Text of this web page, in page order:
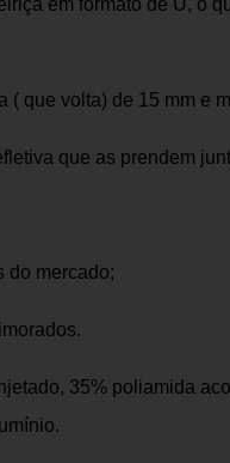
em formato de U, o
( que volta) de 15 mm e
que as prendem
do mercado;
35% poliamida